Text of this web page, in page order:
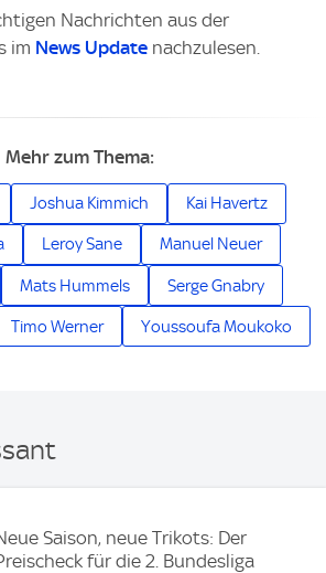
Nachrichten aus der
im News Update nachzulesen.
Mehr zum Thema:
Joshua Kimmich Kai Havertz
Leroy Sane Manuel Neuer
Mats Hummels Serge Gnabry
Timo Werner Youssoufa Moukoko
Saison, neue Trikots: Der
für die 2. Bundesliga